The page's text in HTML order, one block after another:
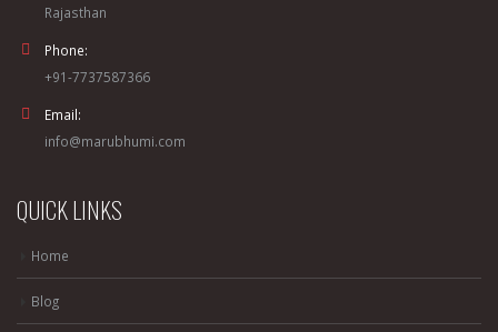
Rajasthan
Phone:
+91-7737587366
Email:
info@marubhumi.com
QUICK LINKS
Home
Blog